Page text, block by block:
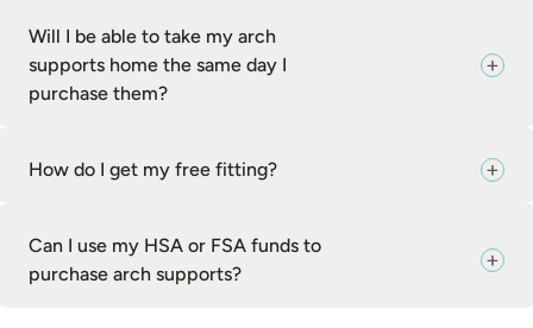
Will I be able to take my arch
supports home the same day I
purchase them?
How do I get my free fitting?
Can I use my HSA or FSA funds to
purchase arch supports?